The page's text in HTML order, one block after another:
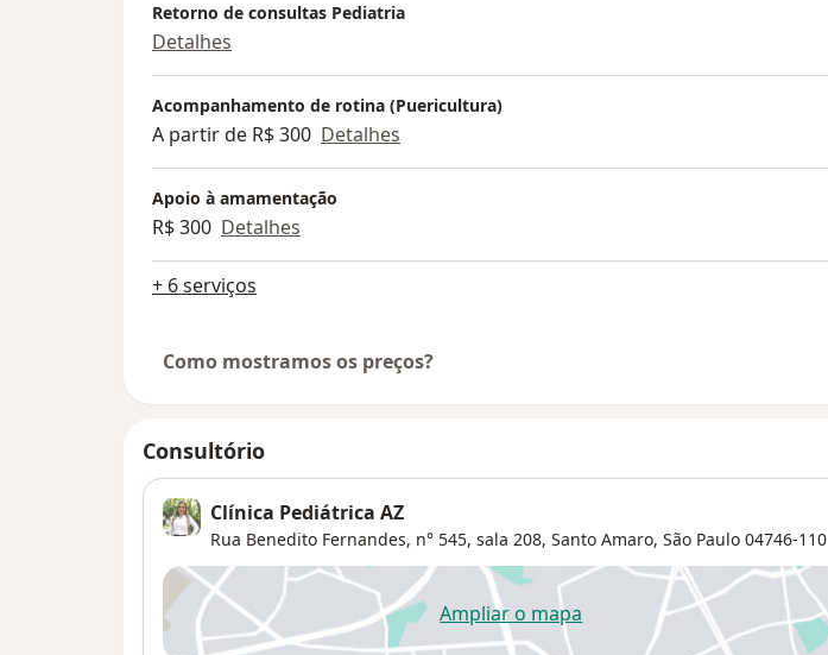
Retorno de consultas Pediatria
Detalhes
Acompanhamento de rotina (Puericultura)
A partir de R$ 300 Detalhes
Apoio à amamentação
R$ 300 Detalhes
+ 6 serviços
Como mostramos os preços?
Consultório
Clínica Pediátrica AZ
Rua Benedito Fernandes, n° 545, sala 208, Santo Amaro, São Paulo 04746-110
Ampliar o mapaabre num novo separador